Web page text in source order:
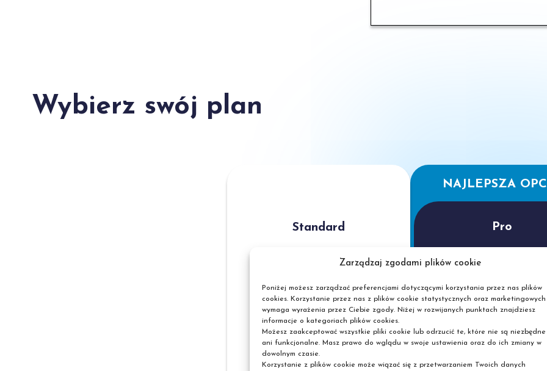
Zarządzaj zgodami plików cookie
Poniżej możesz zarządzać preferencjami dotyczącymi korzystania przez nas plików
cookies. Korzystanie przez nas z plików cookie statystycznych oraz marketingowych
wymaga wyrażenia przez Ciebie zgody. Niżej w rozwijanych punktach znajdziesz
informacje o kategoriach plików cookies.
Możesz zaakceptować wszystkie pliki cookie lub odrzucić te, które nie są niezbędne
ani funkcjonalne. Masz prawo do wglądu w swoje ustawienia oraz do ich zmiany w
dowolnym czasie.
Korzystanie z plików cookie może wiązać się z przetwarzaniem Twoich danych
Wybierz swój plan
Standard
399zł
NAJLEPSZA
Pro
359zł
kierunków medycznych
Pascal